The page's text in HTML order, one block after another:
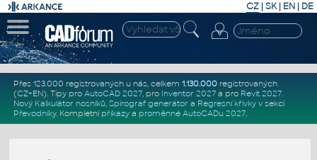
CZ | SK| EN | DE
Přes 123.000 registrovaných u nás, celkem 1.130.000registrovaných
(CZ+EN). Tipy pro AutoCAD 2027, pro Inventor 2027a pro Revit 2027.
Nový Kalkulátor nosníků, Spirograf generátor a Regresní křivkyv sekci
Převodníky. Kompletní příkazya proměnné AutoCADu 2027.